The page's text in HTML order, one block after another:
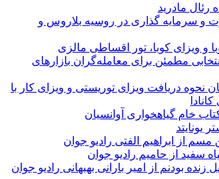
رئال مادرید
و سرمایه گذاری در روسیه بلاروس و
و ویزای کوبا، تور اقساطی مالزی
مطمئن برای معامله‌گران بازارهای
نحوه دریافت ویزای توریستی و ویزای کار با
خام گیاهخواری آوانسیان
یونایتد
مسم از ابراهیم الفتی رادیو جوان
سفید از حامیم رادیو جوان
زنده بودنم از امیر بارانی بهبهانی رادیو جوان